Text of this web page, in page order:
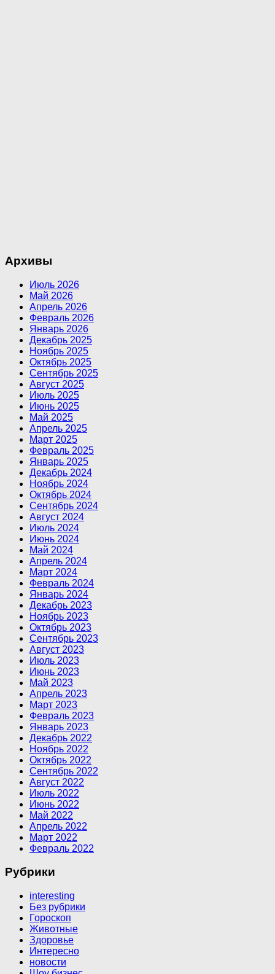
Архивы
Июль 2026
Май 2026
Апрель 2026
Февраль 2026
Январь 2026
Декабрь 2025
Ноябрь 2025
Октябрь 2025
Сентябрь 2025
Август 2025
Июль 2025
Июнь 2025
Май 2025
Апрель 2025
Март 2025
Февраль 2025
Январь 2025
Декабрь 2024
Ноябрь 2024
Октябрь 2024
Сентябрь 2024
Август 2024
Июль 2024
Июнь 2024
Май 2024
Апрель 2024
Март 2024
Февраль 2024
Январь 2024
Декабрь 2023
Ноябрь 2023
Октябрь 2023
Сентябрь 2023
Август 2023
Июль 2023
Июнь 2023
Май 2023
Апрель 2023
Март 2023
Февраль 2023
Январь 2023
Декабрь 2022
Ноябрь 2022
Октябрь 2022
Сентябрь 2022
Август 2022
Июль 2022
Июнь 2022
Май 2022
Апрель 2022
Март 2022
Февраль 2022
Рубрики
interesting
Без рубрики
Гороскоп
Животные
Здоровье
Интересно
новости